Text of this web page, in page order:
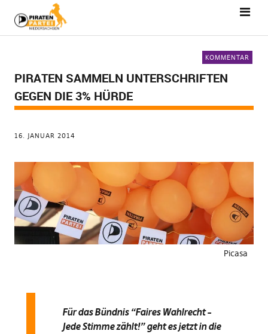
KOMMENTAR
PIRATEN SAMMELN UNTERSCHRIFTEN
GEGEN DIE 3% HÜRDE
16. JANUAR 2014
Picasa
Für das Bündnis “Faires Wahlrecht –
Jede Stimme zählt!” geht es jetzt in die